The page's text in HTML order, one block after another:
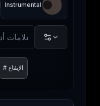
Instrumental
# الإيقاع